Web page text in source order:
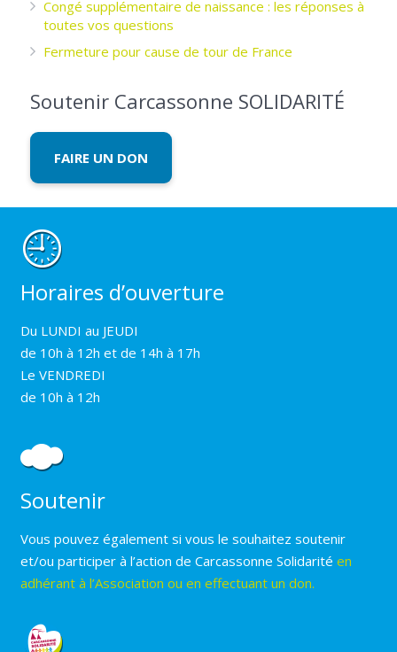
Congé supplémentaire de naissance : les réponses à
toutes vos questions
Fermeture pour cause de tour de France
Soutenir Carcassonne SOLIDARITÉ
FAIRE UN DON
Horaires d’ouverture
Du LUNDI au JEUDI
de 10h à 12h et de 14h à 17h
Le VENDREDI
de 10h à 12h
Soutenir
Vous pouvez également si vous le souhaitez soutenir
et/ou participer à l’action de Carcassonne Solidarité en
adhérant à l’Association ou en effectuant un don.